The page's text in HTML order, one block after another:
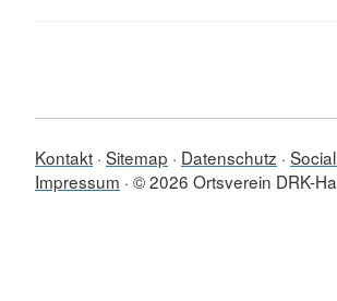
Kontakt Sitemap Datenschutz
Impressum © 2026 Ortsverein DRK-